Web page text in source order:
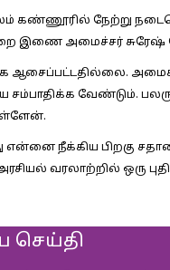
கண்​ணூரில் நேற்று
இணை அமைச்​சர்
ஆசைப்​பட்​ட​தில்​லை.
சம்பாதிக்க வேண்டும்.
என்னை நீக்​கிய பிறகு
வரலாற்​றில் ஒரு
செய்தி